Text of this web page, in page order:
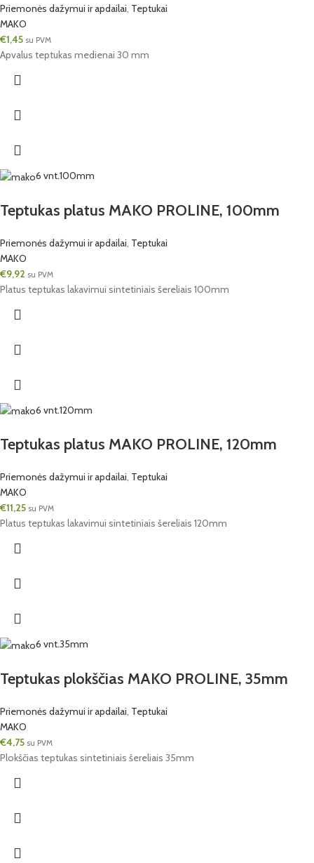
Priemonės dažymui ir apdailai, Teptukai
MAKO
€1,45 su PVM
Apvalus teptukas medienai 30 mm
6 vnt.100mm
Teptukas platus MAKO PROLINE, 100mm
Priemonės dažymui ir apdailai, Teptukai
MAKO
€9,92 su PVM
Platus teptukas lakavimui sintetiniais šereliais 100mm
6 vnt.120mm
Teptukas platus MAKO PROLINE, 120mm
Priemonės dažymui ir apdailai, Teptukai
MAKO
€11,25 su PVM
Platus teptukas lakavimui sintetiniais šereliais 120mm
6 vnt.35mm
Teptukas plokščias MAKO PROLINE, 35mm
Priemonės dažymui ir apdailai, Teptukai
MAKO
€4,75 su PVM
Plokščias teptukas sintetiniais šereliais 35mm